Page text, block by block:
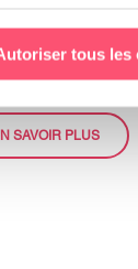
tous les
basées
connexes
SAVOIR PLUS